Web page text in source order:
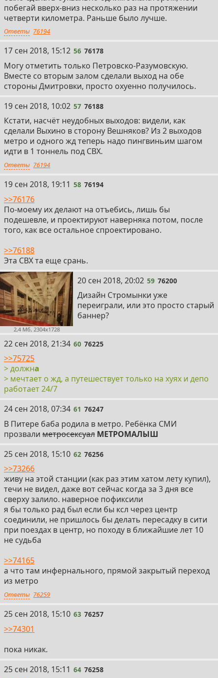
побегай вверх-вниз несколько раз на протяжении
четверти километра. Раньше было лучше.
Ответы 76194
56
17 сен 2018, 15:12 56 76178
Могу отметить только Петровско-Разумовскую.
Вместе со вторым залом сделали выход на обе
стороны Дмитровки, просто охуенно получилось.
57
19 сен 2018, 10:02 57 76188
Кстати, насчёт неудобных выходов: видели, как
сделали Выхино в сторону Вешняков? Из 2 выходов
метро и одного жд теперь надо пингвиньим шагом
идти в 1 тоннель под СВХ.
Ответы 76194
58
19 сен 2018, 19:11 58 76194
>>76176
По-моему их делают на отъебись, лишь бы
подешевле, и проектируют наверняка потом, после
того, как все остальное спроектировано.
>>76188
Эта СВХ та еще срань.
2,4 Мб, 2304x1728
59
20 сен 2018, 20:02 59 76200
Дизайн Стромынки уже
переиграли, или это просто старый
баннер?
60
22 сен 2018, 21:34 60 76225
>>75725
> должна
> мечтает о жд, а путешествует только на хуях и депо
работает 24/7
61
24 сен 2018, 07:34 61 76247
В Питере баба родила в метро. Ребёнка СМИ
прозвали метросексуал МЕТРОМАЛЫШ
62
25 сен 2018, 15:10 62 76256
>>73266
живу на этой станции (как раз этим хатом лету купил),
течи не видел, даже вот сейчас когда за 3 дня все
сверху залило. наверное пофиксили
я бы только рад был если бы ксл через центр
соединили, не пришлось бы делать пересадку в сити
при поездах в центр, но походу в ближайшие лет 10
не судьба
>>74165
а что там инфернального, прямой закрытый переход
из метро
Ответы 76259
63
25 сен 2018, 15:10 63 76257
>>74301
пока никак.
64
25 сен 2018, 15:11 64 76258